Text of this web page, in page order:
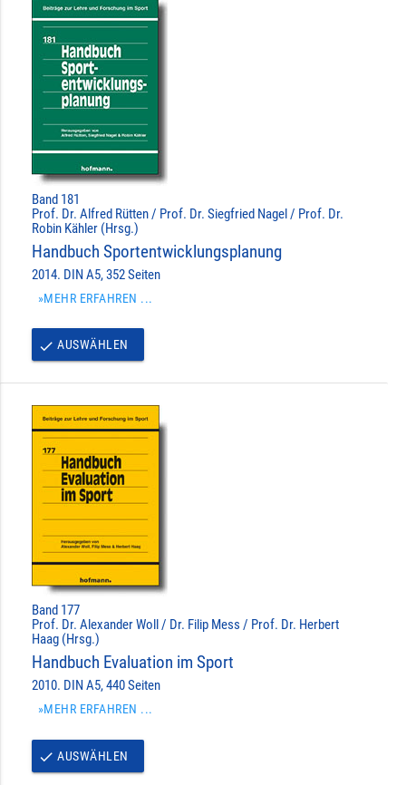
Band 181
Prof. Dr. Alfred Rütten / Prof. Dr. Siegfried Nagel / Prof. Dr.
Robin Kähler (Hrsg.)
Handbuch Sportentwicklungsplanung
2014. DIN A5, 352 Seiten
»MEHR ERFAHREN ...
done AUSWÄHLEN
Band 177
Prof. Dr. Alexander Woll / Dr. Filip Mess / Prof. Dr. Herbert
Haag (Hrsg.)
Handbuch Evaluation im Sport
2010. DIN A5, 440 Seiten
»MEHR ERFAHREN ...
done AUSWÄHLEN